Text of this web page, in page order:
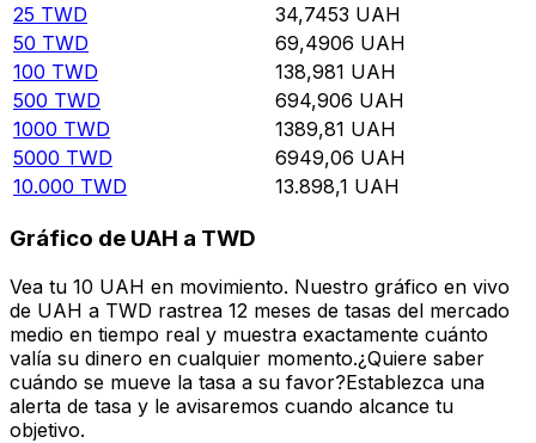
25 TWD 34,7453 UAH
50 TWD 69,4906 UAH
100 TWD 138,981 UAH
500 TWD 694,906 UAH
1000 TWD 1389,81 UAH
5000 TWD 6949,06 UAH
10.000 TWD 13.898,1 UAH
Gráfico de UAH a TWD
Vea tu 10 UAH en movimiento. Nuestro gráfico en vivo
de UAH a TWD rastrea 12 meses de tasas del mercado
medio en tiempo real y muestra exactamente cuánto
valía su dinero en cualquier momento.¿Quiere saber
cuándo se mueve la tasa a su favor?Establezca una
alerta de tasa y le avisaremos cuando alcance tu
objetivo.